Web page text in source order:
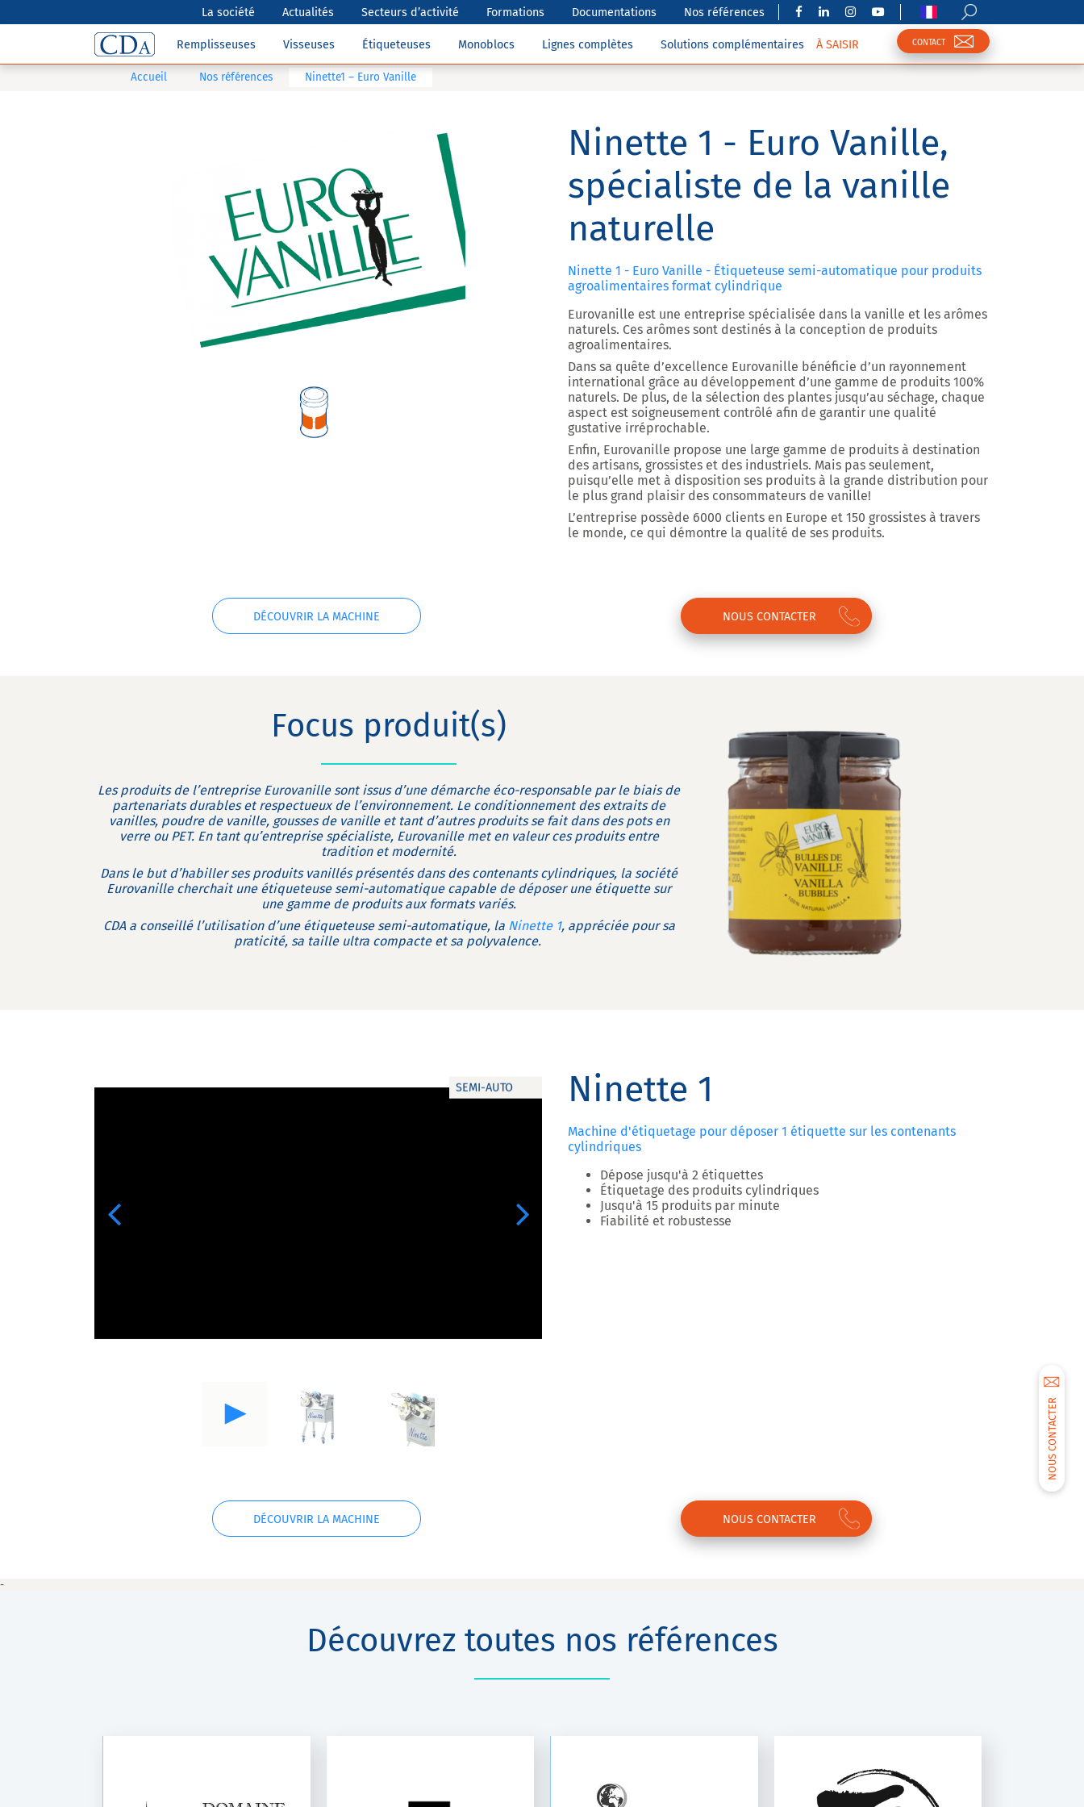
La société Actualités Secteurs d’activité Formations Documentations Nos références
Remplisseuses Visseuses Étiqueteuses Monoblocs Lignes complètes Solutions complémentaires À SAISIR CONTACT
NOUS CONTACTER
Accueil Nos références Ninette1 – Euro Vanille
Ninette 1 - Euro Vanille,
spécialiste de la vanille
naturelle
Ninette 1 - Euro Vanille - Étiqueteuse semi-automatique pour produits
agroalimentaires format cylindrique
Eurovanille est une entreprise spécialisée dans la vanille et les arômes
naturels. Ces arômes sont destinés à la conception de produits
agroalimentaires.
Dans sa quête d’excellence Eurovanille bénéficie d’un rayonnement
international grâce au développement d’une gamme de produits 100%
naturels. De plus, de la sélection des plantes jusqu’au séchage, chaque
aspect est soigneusement contrôlé afin de garantir une qualité
gustative irréprochable.
Enfin, Eurovanille propose une large gamme de produits à destination
des artisans, grossistes et des industriels. Mais pas seulement,
puisqu’elle met à disposition ses produits à la grande distribution pour
le plus grand plaisir des consommateurs de vanille!
L’entreprise possède 6000 clients en Europe et 150 grossistes à travers
le monde, ce qui démontre la qualité de ses produits.
DÉCOUVRIR LA MACHINE NOUS CONTACTER
Focus produit(s)
Les produits de l’entreprise Eurovanille sont issus d’une démarche éco-responsable par le biais de
partenariats durables et respectueux de l’environnement. Le conditionnement des extraits de
vanilles, poudre de vanille, gousses de vanille et tant d’autres produits se fait dans des pots en
verre ou PET. En tant qu’entreprise spécialiste, Eurovanille met en valeur ces produits entre
tradition et modernité.
Dans le but d’habiller ses produits vanillés présentés dans des contenants cylindriques, la société
Eurovanille cherchait une étiqueteuse semi-automatique capable de déposer une étiquette sur
une gamme de produits aux formats variés.
CDA a conseillé l’utilisation d’une étiqueteuse semi-automatique, la Ninette 1, appréciée pour sa
praticité, sa taille ultra compacte et sa polyvalence.
SEMI-AUTO
Previous Next
Ninette 1
Machine d'étiquetage pour déposer 1 étiquette sur les contenants
cylindriques
Dépose jusqu'à 2 étiquettes
Étiquetage des produits cylindriques
Jusqu'à 15 produits par minute
Fiabilité et robustesse
DÉCOUVRIR LA MACHINE NOUS CONTACTER
-
Découvrez toutes nos références